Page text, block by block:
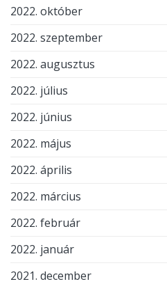
2022. október
2022. szeptember
2022. augusztus
2022. július
2022. június
2022. május
2022. április
2022. március
2022. február
2022. január
2021. december